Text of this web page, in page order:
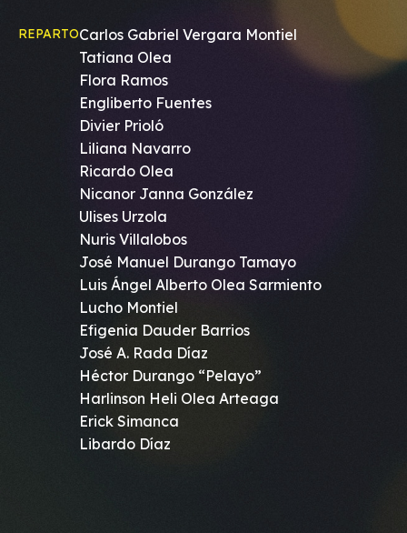
REPARTOCarlos Gabriel Vergara Montiel
Tatiana Olea
Flora Ramos
Engliberto Fuentes
Divier Prioló
Liliana Navarro
Ricardo Olea
Nicanor Janna González
Ulises Urzola
Nuris Villalobos
José Manuel Durango Tamayo
Luis Ángel Alberto Olea Sarmiento
Lucho Montiel
Efigenia Dauder Barrios
José A. Rada Díaz
Héctor Durango “Pelayo”
Harlinson Heli Olea Arteaga
Erick Simanca
Libardo Díaz